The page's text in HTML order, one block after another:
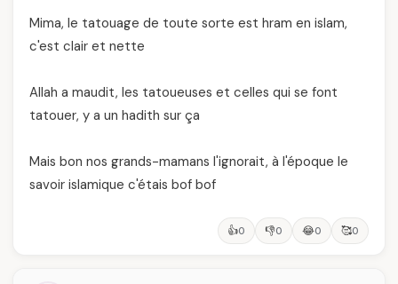
Mima, le tatouage de toute sorte est hram en islam,
c'est clair et nette
Allah a maudit, les tatoueuses et celles qui se font
tatouer, y a un hadith sur ça
Mais bon nos grands-mamans l'ignorait, à l'époque le
savoir islamique c'étais bof bof
👍0 👎0 😂0 🥰0